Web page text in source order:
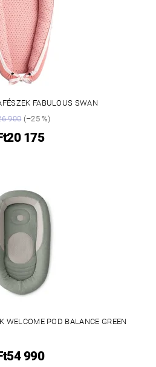
FABULOUS SWAN
900(–25 %)
175
WELCOME POD BALANCE GREEN
990